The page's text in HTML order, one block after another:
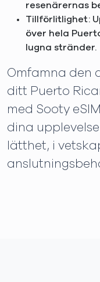
resenärernas
Tillförlitlighet:
över hela
lugna stränder.
Omfamna den
ditt Puerto
med Sooty
dina
lätthet, i